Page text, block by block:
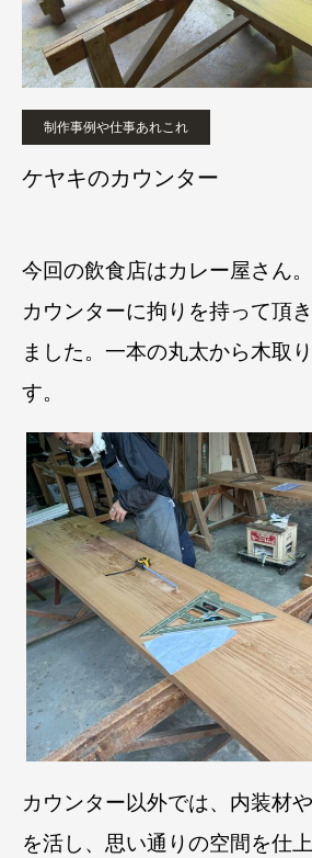
制作事例や仕事あれこれ
ケヤキのカウンター
今回の飲食店はカレー屋さん。
カウンターに拘りを持って頂
ました。 一本の丸太から木取
す。
カウンター以外では、内装材
を活し、思い通りの空間を仕